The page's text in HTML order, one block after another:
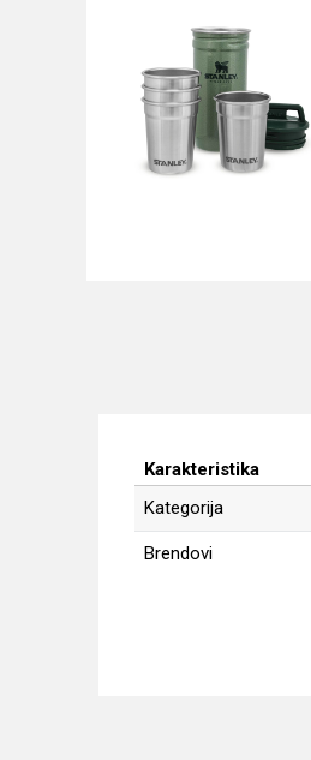
Karakteristika
Kategorija
Brendovi